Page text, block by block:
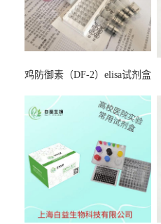
鸡防御素（DF-2）elisa试剂盒